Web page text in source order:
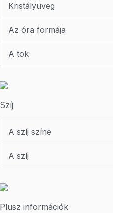
Kristályüveg
Az óra formája
A tok
Szíj
A szíj színe
A szíj
Plusz információk